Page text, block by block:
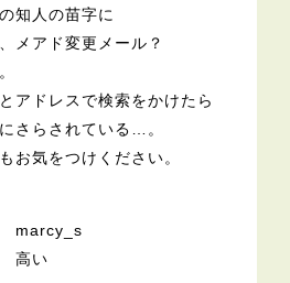
知人の苗字に
メアド変更メール？
アドレスで検索をかけたら
さらされている…。
お気をつけください。
marcy_s
高い